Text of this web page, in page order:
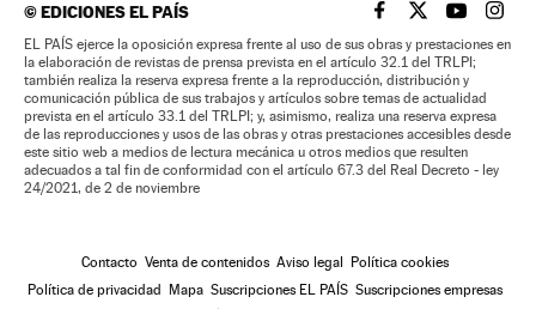
©EDICIONES EL PAÍS EL PAÍS BRASIL EN
EL PAÍSEL PAÍS
EL
EL PAÍS ejerce la oposición expresa frente al uso de sus obras y prestaciones en
la elaboración de revistas de prensa prevista en el artículo 32.1 del TRLPI;
también realiza la reserva expresa frente a la reproducción, distribución y
comunicación pública de sus trabajos y artículos sobre temas de actualidad
prevista en el artículo 33.1 del TRLPI; y, asimismo, realiza una reserva expresa
de las reproducciones y usos de las obras y otras prestaciones accesibles desde
este sitio web a medios de lectura mecánica u otros medios que resulten
adecuados a tal fin de conformidad con el artículo 67.3 del Real Decreto - ley
24/2021, de 2 de noviembre
Contacto Venta de contenidos Aviso legal
Política cookies
Política de privacidad
Mapa Suscripciones EL PAÍS Suscripciones empresas